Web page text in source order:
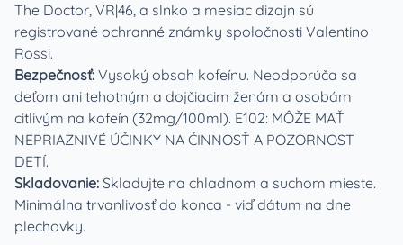
The Doctor, VR|46, a slnko a mesiac dizajn sú
registrované ochranné známky spoločnosti Valentino
Rossi.
Bezpečnosť: Vysoký obsah kofeínu. Neodporúča sa
deťom ani tehotným a dojčiacim ženám a osobám
citlivým na kofeín (32mg/100ml). E102: MÔŽE MAŤ
NEPRIAZNIVÉ ÚČINKY NA ČINNOSŤ A POZORNOST
DETÍ.
Skladovanie: Skladujte na chladnom a suchom mieste.
Minimálna trvanlivosť do konca - viď dátum na dne
plechovky.